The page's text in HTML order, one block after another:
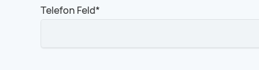
Pflichtfeld
Telefon Feld*